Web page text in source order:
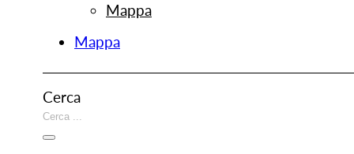
Mappa
Mappa
Cerca